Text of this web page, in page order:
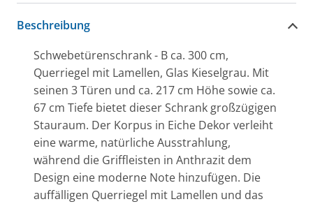
Beschreibung
Schwebetürenschrank - B ca. 300 cm,
Querriegel mit Lamellen, Glas Kieselgrau. Mit
seinen 3 Türen und ca. 217 cm Höhe sowie ca.
67 cm Tiefe bietet dieser Schrank großzügigen
Stauraum. Der Korpus in Eiche Dekor verleiht
eine warme, natürliche Ausstrahlung,
während die Griffleisten in Anthrazit dem
Design eine moderne Note hinzufügen. Die
auffälligen Querriegel mit Lamellen und das